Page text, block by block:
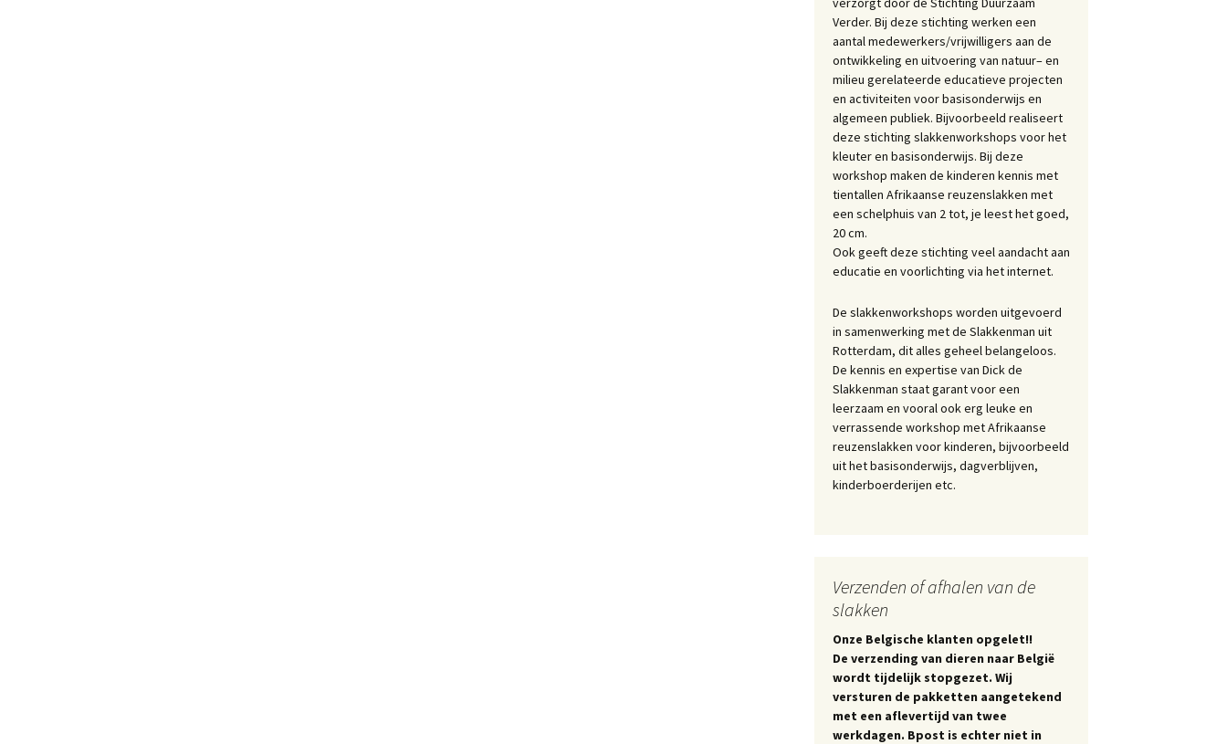
Verder. Bij deze stichting werken een
aantal medewerkers/vrijwilligers aan de
ontwikkeling en uitvoering van natuur– en
milieu gerelateerde educatieve projecten
en activiteiten voor basisonderwijs en
algemeen publiek. Bijvoorbeeld realiseert
deze stichting slakkenworkshops voor het
kleuter en basisonderwijs. Bij deze
workshop maken de kinderen kennis met
tientallen Afrikaanse reuzenslakken met
een schelphuis van 2 tot, je leest het goed,
20 cm.
Ook geeft deze stichting veel aandacht aan
educatie en voorlichting via het internet.
De slakkenworkshops worden uitgevoerd
in samenwerking met de Slakkenman uit
Rotterdam, dit alles geheel belangeloos.
De kennis en expertise van Dick de
Slakkenman staat garant voor een
leerzaam en vooral ook erg leuke en
verrassende workshop met Afrikaanse
reuzenslakken voor kinderen, bijvoorbeeld
uit het basisonderwijs, dagverblijven,
kinderboerderijen etc.
Verzenden of afhalen van de
slakken
Onze Belgische klanten opgelet!!
De verzending van dieren naar België
wordt tijdelijk stopgezet. Wij
versturen de pakketten aangetekend
met een aflevertijd van twee
werkdagen. Bpost is echter niet in